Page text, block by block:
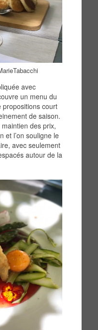
avec
un menu du
propositions court
de saison.
des prix,
et l’on souligne le
avec seulement
autour de la